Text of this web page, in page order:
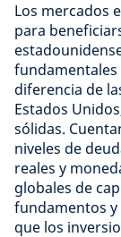
Los mercados
para
fundamentales
diferencia de
Estados
sólidas.
niveles de
reales y
globales de
fundamentos
que los